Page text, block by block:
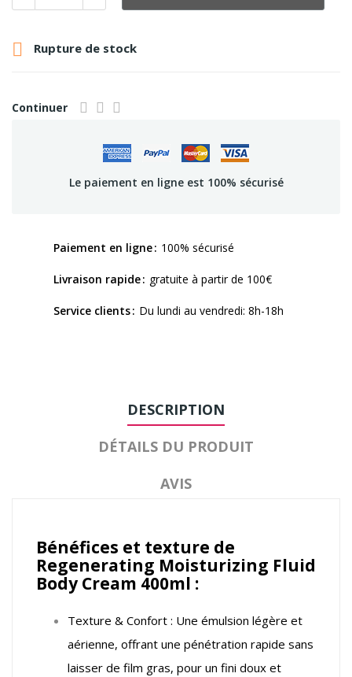
 Rupture de stock
Continuer
Le paiement en ligne est 100% sécurisé
Paiement en ligne 100% sécurisé
Livraison rapide gratuite à partir de 100€
Service clients Du lundi au vendredi: 8h-18h
DESCRIPTION
DÉTAILS DU PRODUIT
AVIS
Bénéfices et texture de
Regenerating Moisturizing Fluid
Body Cream 400ml :
Texture & Confort : Une émulsion légère et
aérienne, offrant une pénétration rapide sans
laisser de film gras, pour un fini doux et